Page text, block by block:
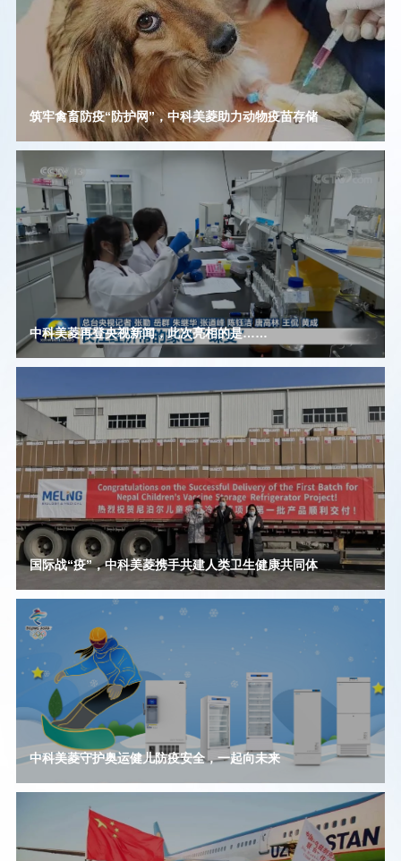
筑牢禽畜防疫“防护网”，中科美菱助力动物疫苗存储
中科美菱再登央视新闻，此次亮相的是……
国际战“疫”，中科美菱携手共建人类卫生健康共同体
中科美菱守护奥运健儿防疫安全，一起向未来